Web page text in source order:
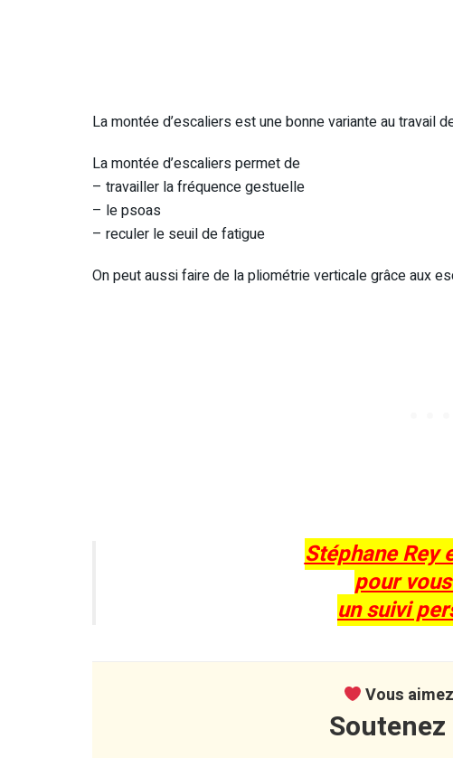
La montée d’escaliers est une bonne variante au travail
La montée d’escaliers permet de
– travailler la fréquence gestuelle
– le psoas
– reculer le seuil de fatigue
On peut aussi faire de la pliométrie verticale grâce aux
Stéphane Rey
pour
un suivi
Vous